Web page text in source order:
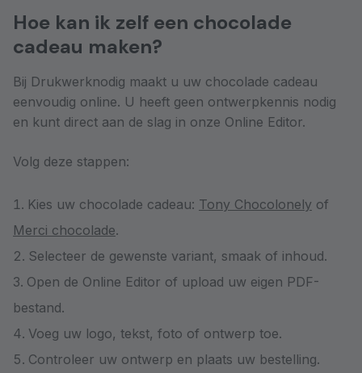
Hoe kan ik zelf een chocolade
cadeau maken?
Bij Drukwerknodig maakt u uw chocolade cadeau
eenvoudig online. U heeft geen ontwerpkennis nodig
en kunt direct aan de slag in onze Online Editor.
Volg deze stappen:
Kies uw chocolade cadeau: Tony Chocolonely of
Merci chocolade.
Selecteer de gewenste variant, smaak of inhoud.
Open de Online Editor of upload uw eigen PDF-
bestand.
Voeg uw logo, tekst, foto of ontwerp toe.
Controleer uw ontwerp en plaats uw bestelling.